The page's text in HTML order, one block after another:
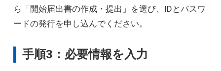
ら「開始届出書の作成・提出」を選び、IDとパスワ
ードの発行を申し込んでください。
手順3：必要情報を入力